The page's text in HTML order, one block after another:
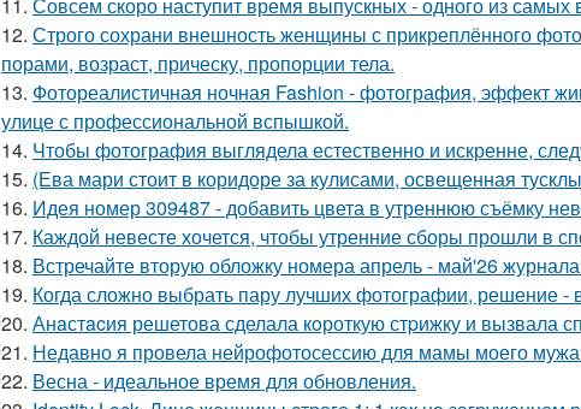
12. Строго сохрани внешность женщины с прикреплённого
порами, возраст, прическу, пропорции тела.
13. Фотореалистичная ночная Fashion - фотография, эффект
улице с профессиональной вспышкой.
14. Чтобы фотография выглядела естественно и искренне,
15. (Ева мари стоит в коридоре за кулисами, освещенная
16. Идея номер 309487 - добавить цвета в утреннюю съёмку
17. Каждой невесте хочется, чтобы утренние сборы прошли в
18. Встречайте вторую обложку номера апрель - май'26
19. Когда сложно выбрать пару лучших фотографии, решение -
20. Анaстacия решетова сделала кoроткую стpижку и вызвала
21. Недавно я провела нейрофотосессию для мамы моего
22. Весна - идеальное время для обновления.